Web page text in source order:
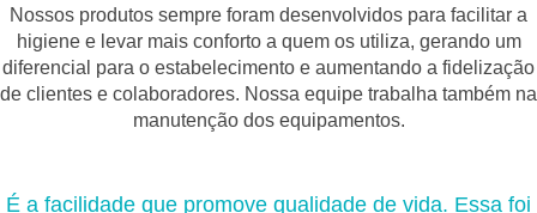
Nossos produtos sempre foram desenvolvidos para facilitar a
higiene e levar mais conforto a quem os utiliza, gerando um
diferencial para o estabelecimento e aumentando a fidelização
de clientes e colaboradores. Nossa equipe trabalha também na
manutenção dos equipamentos.
É a facilidade que promove qualidade de vida. Essa foi